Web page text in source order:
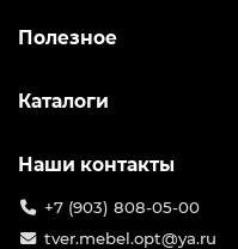
Полезное
Каталоги
Наши контакты
+7 (903) 808-05-00
tver.mebel.opt@ya.ru